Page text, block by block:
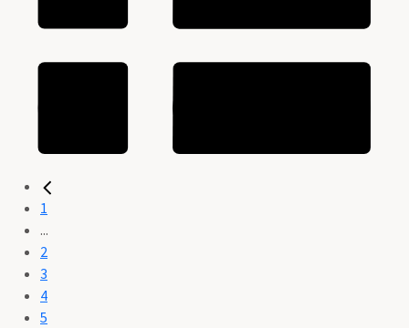
1
...
2
3
4
5